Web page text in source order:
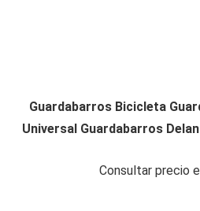
Guardabarros Bicicleta
Universal Guardabarros
Consultar precio